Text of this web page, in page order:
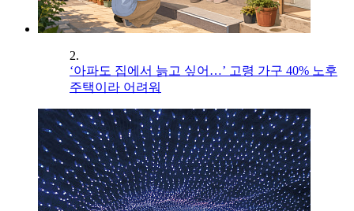
2.
‘아파도 집에서 늙고 싶어…’ 고령 가구 40% 노후
주택이라 어려워